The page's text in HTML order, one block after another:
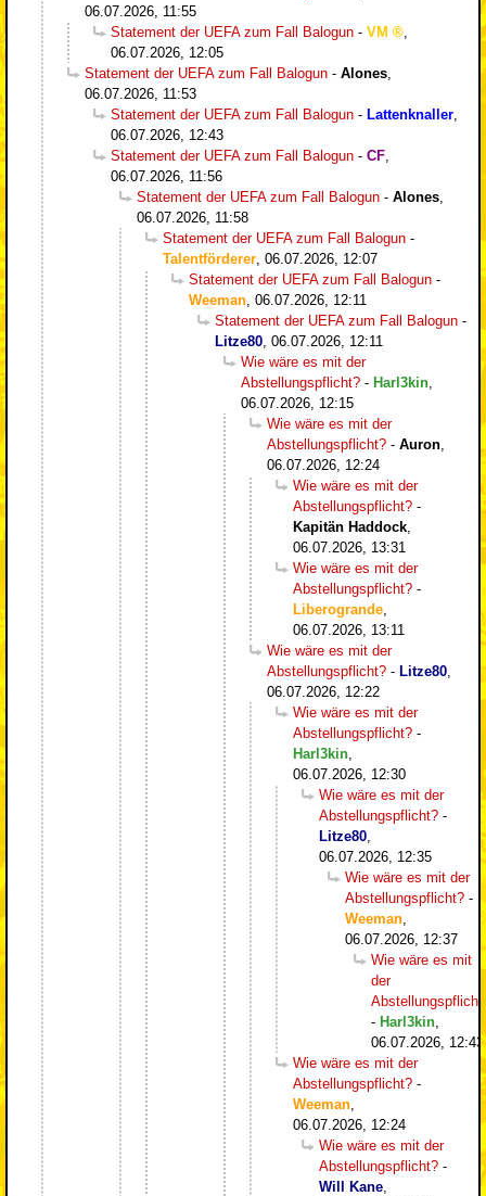
06.07.2026, 11:55
Statement der UEFA zum Fall Balogun - VM
06.07.2026, 12:05
Statement der UEFA zum Fall Balogun - Alones
06.07.2026, 11:53
Statement der UEFA zum Fall Balogun - Lattenknaller
06.07.2026, 12:43
Statement der UEFA zum Fall Balogun - CF
06.07.2026, 11:56
Statement der UEFA zum Fall Balogun - Alones
06.07.2026, 11:58
Statement der UEFA zum Fall Balogun -
Talentförderer 06.07.2026, 12:07
Statement der UEFA zum Fall Balogun -
Weeman 06.07.2026, 12:11
Statement der UEFA zum Fall Balogun -
Litze80 06.07.2026, 12:11
Wie wäre es mit der
Abstellungspflicht? - Harl3kin
06.07.2026, 12:15
Wie wäre es mit der
Abstellungspflicht? - Auron
06.07.2026, 12:24
Wie wäre es mit der
Abstellungspflicht? -
Kapitän Haddock
06.07.2026, 13:31
Wie wäre es mit der
Abstellungspflicht? -
Liberogrande
06.07.2026, 13:11
Wie wäre es mit der
Abstellungspflicht? - Litze80
06.07.2026, 12:22
Wie wäre es mit der
Abstellungspflicht? -
Harl3kin
06.07.2026, 12:30
Wie wäre es mit der
Abstellungspflicht? -
Litze80
06.07.2026, 12:35
Wie wäre es mit der
Abstellungspflicht? -
Weeman
06.07.2026, 12:37
Wie wäre es mit
der
- Harl3kin
06.07.2026, 12:43
Wie wäre es mit der
Abstellungspflicht? -
Weeman
06.07.2026, 12:24
Wie wäre es mit der
Abstellungspflicht? -
Will Kane